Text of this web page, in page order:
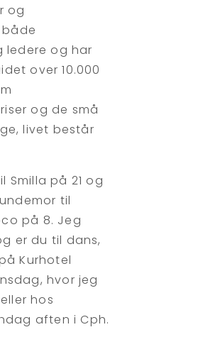
og
ledere og har
over 10.000
og de små
livet består
Smilla på 21 og
til
på 8. Jeg
er du til dans,
Kurhotel
hvor jeg
hos
aften i Cph.